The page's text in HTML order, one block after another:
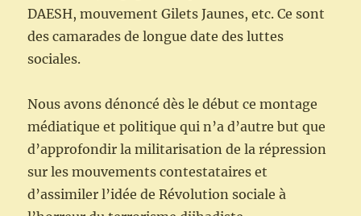
DAESH, mouvement Gilets Jaunes, etc. Ce sont
des camarades de longue date des luttes
sociales.
Nous avons dénoncé dès le début ce montage
médiatique et politique qui n’a d’autre but que
d’approfondir la militarisation de la répression
sur les mouvements contestataires et
d’assimiler l’idée de Révolution sociale à